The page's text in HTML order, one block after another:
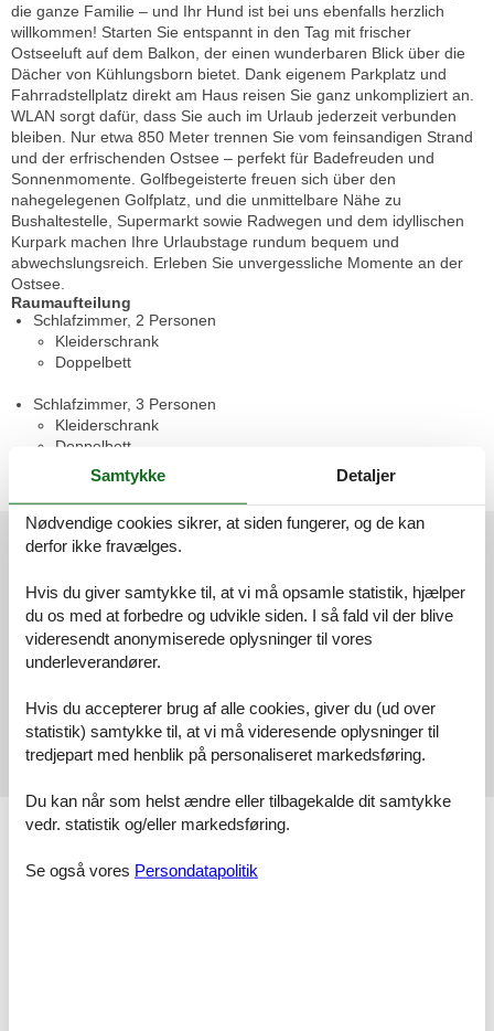
die ganze Familie – und Ihr Hund ist bei uns ebenfalls herzlich
willkommen! Starten Sie entspannt in den Tag mit frischer
Ostseeluft auf dem Balkon, der einen wunderbaren Blick über die
Dächer von Kühlungsborn bietet. Dank eigenem Parkplatz und
Fahrradstellplatz direkt am Haus reisen Sie ganz unkompliziert an.
WLAN sorgt dafür, dass Sie auch im Urlaub jederzeit verbunden
bleiben. Nur etwa 850 Meter trennen Sie vom feinsandigen Strand
und der erfrischenden Ostsee – perfekt für Badefreuden und
Sonnenmomente. Golfbegeisterte freuen sich über den
nahegelegenen Golfplatz, und die unmittelbare Nähe zu
Bushaltestelle, Supermarkt sowie Radwegen und dem idyllischen
Kurpark machen Ihre Urlaubstage rundum bequem und
abwechslungsreich. Erleben Sie unvergessliche Momente an der
Ostsee.
Raumaufteilung
Schlafzimmer, 2 Personen
Kleiderschrank
Doppelbett
Schlafzimmer, 3 Personen
Kleiderschrank
Doppelbett
Einzelbett
Eksterne anmeldelser
5,0
1 ekstern anmeldelse
5,0 marts 2026
Faciliteter
Afstand
Afstand indkøb
Samtykke Detaljer
Nødvendige cookies sikrer, at siden fungerer, og de kan
derfor ikke fravælges.
Hvis du giver samtykke til, at vi må opsamle statistik, hjælper
du os med at forbedre og udvikle siden. I så fald vil der blive
videresendt anonymiserede oplysninger til vores
underleverandører.
Hvis du accepterer brug af alle cookies, giver du (ud over
statistik) samtykke til, at vi må videresende oplysninger til
tredjepart med henblik på personaliseret markedsføring.
Du kan når som helst ændre eller tilbagekalde dit samtykke
vedr. statistik og/eller markedsføring.
Se også vores Persondatapolitik